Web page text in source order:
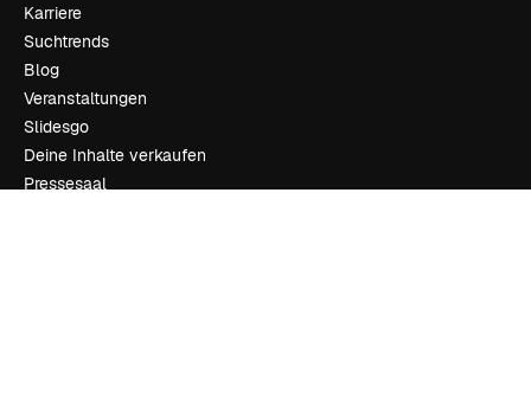
Karriere
Suchtrends
Blog
Veranstaltungen
Slidesgo
Deine Inhalte verkaufen
Pressesaal